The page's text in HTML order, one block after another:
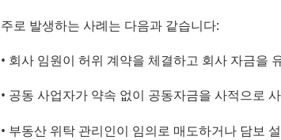
주로 발생하는 사례는 다음과 같습니다:
• 회사 임원이 허위 계약을 체결하고 회사 자금을
• 공동 사업자가 약속 없이 공동자금을 사적으로
• 부동산 위탁 관리인이 임의로 매도하거나 담보